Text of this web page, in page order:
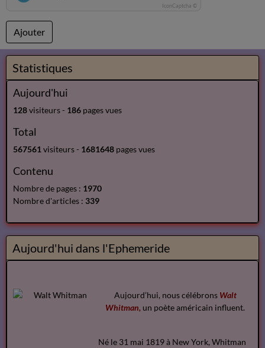
IconCaptcha ©
Ajouter
Statistiques
Aujourd'hui
128visiteurs - 186 pages vues
Total
567561 visiteurs - 1681648 pages vues
Contenu
Nombre de pages : 1970
Nombre d'articles : 339
Aujourd'hui dans l'Ephemeride
Aujourd’hui, nous célébrons Walt
Whitman, un poète américain influent.
Né le 31 mai 1819 à New York, Whitman